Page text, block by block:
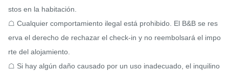
stos en la habitación.
☖ Cualquier comportamiento ilegal está prohibido. El B&B se res
erva el derecho de rechazar el check-in y no reembolsará el impo
rte del alojamiento.
☖ Si hay algún daño causado por un uso inadecuado, el inquilino